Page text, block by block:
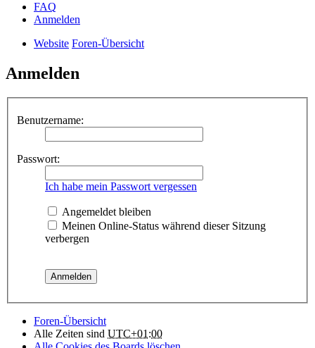
FAQ
Anmelden
Website Foren-Übersicht
Anmelden
Benutzername:
Passwort:
Ich habe mein Passwort vergessen
Angemeldet bleiben
Meinen Online-Status während dieser Sitzung
verbergen
Foren-Übersicht
Alle Zeiten sind UTC+01:00